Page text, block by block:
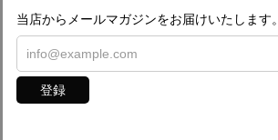
当店からメールマガジンをお届けいたします。
登録